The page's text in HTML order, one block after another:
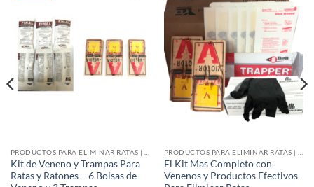
Kit de Veneno y Trampas Para
Ratas y Ratones – 6 Bolsas de
Añadir
a la
lista de
deseos
El Kit Mas Completo con
Venenos y Productos Efectivos